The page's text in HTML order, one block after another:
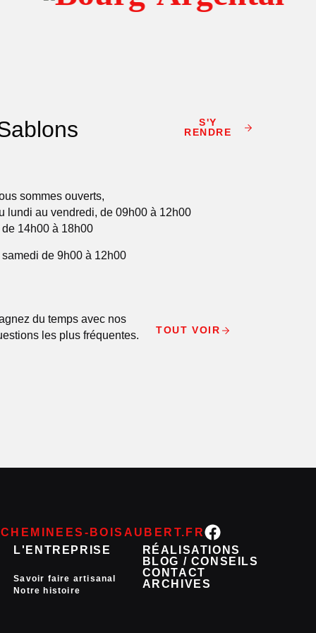
S'Y
RENDRE
sommes ouverts,
lundi au vendredi, de 09h00 à 12h00
de 14h00 à 18h00
samedi de 9h00 à 12h00
du temps avec nos
les plus fréquentes.
TOUT VOIR
BOISAUBERT.FR
L'ENTREPRISE
Savoir faire artisanal
Notre histoire
RÉALISATIONS
BLOG / CONSEILS
CONTACT
ARCHIVES